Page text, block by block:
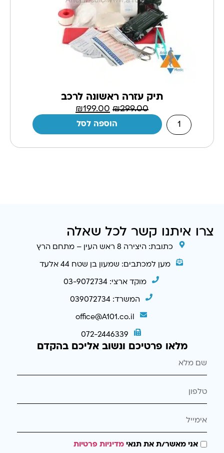
תיק עזרה ראשונה לרכב
₪299.00
₪199.00
הוספה לסל
צרו איתנו קשר לכל שאלה
כתובת: היצירה 8 ראש העין – מתחם הרץ
מען למכתבים: שמעון בן שטח 44 אלעד
מוקד ארצי: 03-9072734
המשרד: 039072734
office@A101.co.il
072-2446339
מלאו פרטיכם ונשוב אליכם בהקדם
אני מאשר/ת את תנאימדיניות פרטיות